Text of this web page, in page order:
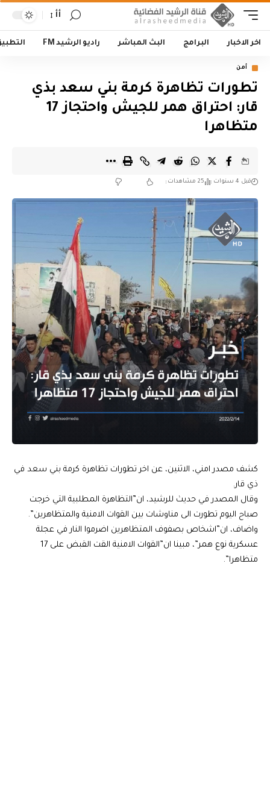
أأ
اخر الاخبار البرامج البث المباشر راديو الرشيد FM
أمن
تطورات تظاهرة كرمة بني سعد بذي
قار: احتراق همر للجيش واحتجاز 17
متظاهرا
قبل 4 سنوات 25 مشاهدات
كشف مصدر امني، الاثنين، عن اخر تطورات تظاهرة كرمة بني سعد في
ذي قار.
وقال المصدر في حديث للرشيد، ان”التظاهرة المطلبية التي خرجت
صباح اليوم تطورت الى مناوشات بين القوات الامنية والمتظاهرين”.
واضاف، ان”اشخاص بصفوف المتظاهرين اضرموا النار في عجلة
عسكرية نوع همر”، مبينا ان”القوات الامنية القت القبض على 17
متظاهرا”.